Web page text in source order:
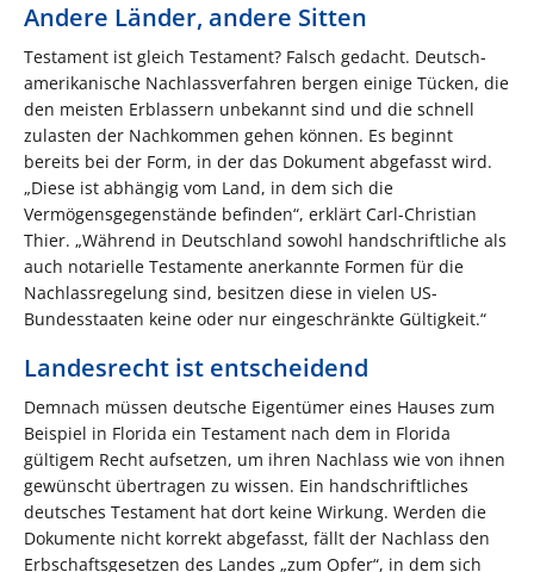
Andere Länder, andere Sitten
Testament ist gleich Testament? Falsch gedacht. Deutsch-
amerikanische Nachlassverfahren bergen einige Tücken, die
den meisten Erblassern unbekannt sind und die schnell
zulasten der Nachkommen gehen können. Es beginnt
bereits bei der Form, in der das Dokument abgefasst wird.
„Diese ist abhängig vom Land, in dem sich die
Vermögensgegenstände befinden“, erklärt Carl-Christian
Thier. „Während in Deutschland sowohl handschriftliche als
auch notarielle Testamente anerkannte Formen für die
Nachlassregelung sind, besitzen diese in vielen US-
Bundesstaaten keine oder nur eingeschränkte Gültigkeit.“
Landesrecht ist entscheidend
Demnach müssen deutsche Eigentümer eines Hauses zum
Beispiel in Florida ein Testament nach dem in Florida
gültigem Recht aufsetzen, um ihren Nachlass wie von ihnen
gewünscht übertragen zu wissen. Ein handschriftliches
deutsches Testament hat dort keine Wirkung. Werden die
Dokumente nicht korrekt abgefasst, fällt der Nachlass den
Erbschaftsgesetzen des Landes „zum Opfer“, in dem sich